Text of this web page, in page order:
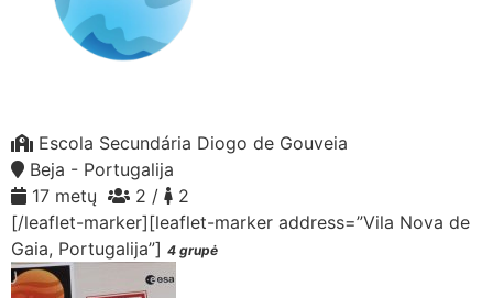
Escola Secundária Diogo de Gouveia
Beja - Portugalija
17 metų
2 /
2
[/leaflet-marker][leaflet-marker address=”Vila Nova de
Gaia, Portugalija”] 4 grupė